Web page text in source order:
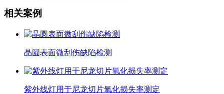
相关案例
晶圆表面微刮伤缺陷检测
紫外线灯用于尼龙切片氧化损失率测定